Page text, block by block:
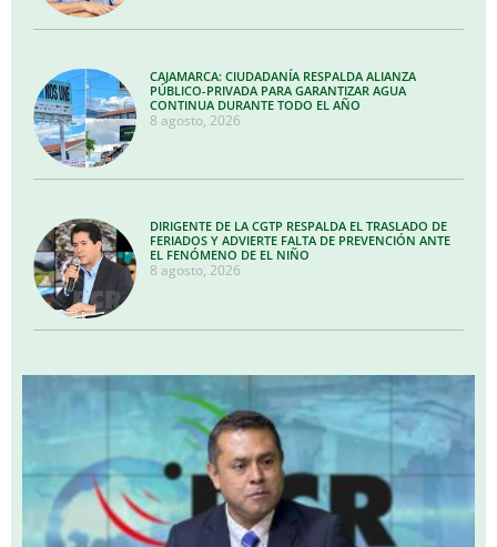
CAJAMARCA: CIUDADANÍA RESPALDA ALIANZA
PÚBLICO-PRIVADA PARA GARANTIZAR AGUA
CONTINUA DURANTE TODO EL AÑO
8 agosto, 2026
DIRIGENTE DE LA CGTP RESPALDA EL TRASLADO DE
FERIADOS Y ADVIERTE FALTA DE PREVENCIÓN ANTE
EL FENÓMENO DE EL NIÑO
8 agosto, 2026